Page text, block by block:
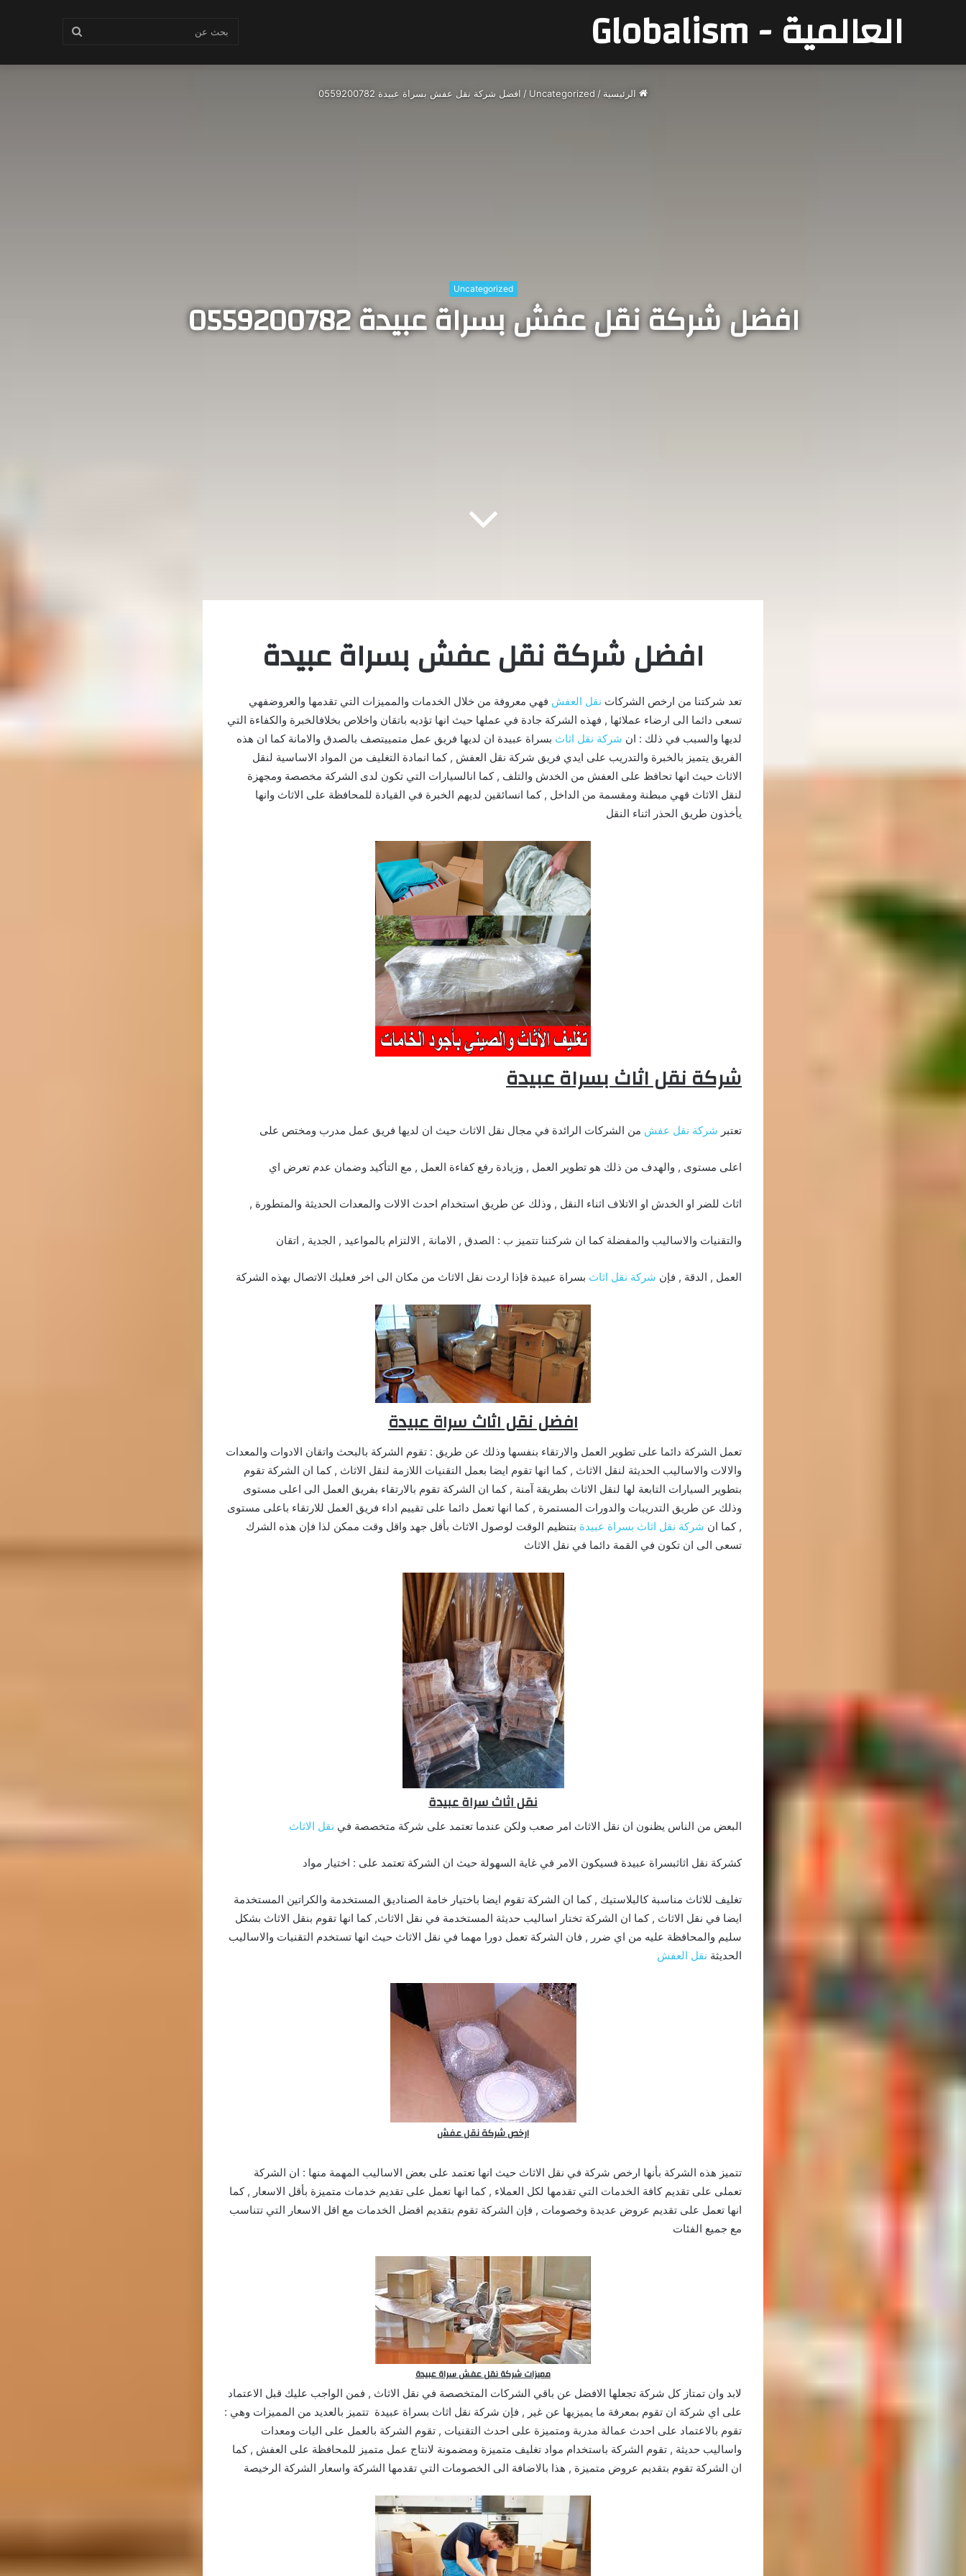
العالمية - Globalism بحث
الرئيسية /
Uncategorized
/ افضل شركة نقل عفش بسراة عبيدة 0559200782
Uncategorized
افضل شركة نقل عفش بسراة عبيدة 0559200782
افضل شركة نقل عفش بسراة عبيدة
تعد شركتنا من ارخص الشركات نقل العفش فهي معروفة من خلال الخدمات والمميزات التي تقدمها والعروضفهي
تسعى دائما الى ارضاء عملائها , فهذه الشركة جادة في عملها حيث انها تؤديه باتقان واخلاص بخلافالخبرة والكفاءة التي
لديها والسبب في ذلك : ان شركة نقل اثاث بسراة عبيدة ان لديها فريق عمل متمييتصف بالصدق والامانة كما ان هذه
الفريق يتميز بالخبرة والتدريب على ايدي فريق شركة نقل العفش , كما انمادة التغليف من المواد الاساسية لنقل
الاثاث حيث انها تحافظ على العفش من الخدش والتلف , كما انالسيارات التي تكون لدى الشركة مخصصة ومجهزة
لنقل الاثاث قهي مبطنة ومقسمة من الداخل , كما انسائقين لديهم الخبرة في القيادة للمحافظة على الاثاث وانها
يأخذون طريق الحذر اثناء النقل
شركة نقل اثاث بسراة عبيدة
تعتبر شركة نقل عفش من الشركات الرائدة في مجال نقل الاثاث حيث ان لديها فريق عمل مدرب ومختص على
اعلى مستوى , والهدف من ذلك هو تطوير العمل , وزيادة رفع كفاءة العمل , مع التأكيد وضمان عدم تعرض اي
اثاث للضر او الخدش او الاتلاف اثناء النقل , وذلك عن طريق استخدام احدث الالات والمعدات الحديثة والمتطورة ,
والتقنيات والاساليب والمفضلة كما ان شركتنا تتميز ب : الصدق , الامانة , الالتزام بالمواعيد , الجدية , اتقان
العمل , الدقة , فإن شركة نقل اثاث بسراة عبيدة فإذا اردت نقل الاثاث من مكان الى اخر فعليك الاتصال بهذه الشركة
افضل نقل اثاث سراة عبيدة
تعمل الشركة دائما على تطوير العمل والارتقاء بنفسها وذلك عن طريق : تقوم الشركة بالبحث واتقان الادوات والمعدات
والالات والاساليب الحديثة لنقل الاثاث , كما انها تقوم ايضا بعمل التقنيات اللازمة لنقل الاثاث , كما ان الشركة تقوم
بتطوير السيارات التابعة لها لنقل الاثاث بطريقة آمنة , كما ان الشركة تقوم بالارتقاء بفريق العمل الى اعلى مستوى
وذلك عن طريق التدريبات والدورات المستمرة , كما انها تعمل دائما على تقييم اداء فريق العمل للارتقاء باعلى مستوى
, كما ان شركة نقل اثاث بسراة عبيدة بتنظيم الوقت لوصول الاثاث بأقل جهد واقل وقت ممكن لذا فإن هذه الشرك
تسعى الى ان تكون في القمة دائما في نقل الاثاث
نقل اثاث سراة عبيدة
البعض من الناس يظنون ان نقل الاثاث امر صعب ولكن عندما تعتمد على شركة متخصصة في نقل الاثاث
كشركة نقل اثاثبسراة عبيدة فسيكون الامر في غاية السهولة حيث ان الشركة تعتمد على : اختيار مواد
تغليف للاثاث مناسبة كالبلاستيك , كما ان الشركة تقوم ايضا باختيار خامة الصناديق المستخدمة والكراتين المستخدمة
ايضا في نقل الاثاث , كما ان الشركة تختار اساليب حديثة المستخدمة في نقل الاثاث, كما انها تقوم بنقل الاثاث بشكل
سليم والمحافظة عليه من اي ضرر , فان الشركة تعمل دورا مهما في نقل الاثاث حيث انها تستخدم التقنيات والاساليب
الحديثة نقل العفش
ارخص شركة نقل عفش
تتميز هذه الشركة بأنها ارخص شركة في نقل الاثاث حيث انها تعتمد على بعض الاساليب المهمة منها : ان الشركة
تعملى على تقديم كافة الخدمات التي تقدمها لكل العملاء , كما انها تعمل على تقديم خدمات متميزة بأقل الاسعار , كما
انها تعمل على تقديم عروض عديدة وخصومات , فإن الشركة تقوم بتقديم افضل الخدمات مع اقل الاسعار التي تتناسب
مع جميع الفئات
مميزات شركة نقل عفش سراة عبيدة
لابد وان تمتاز كل شركة تجعلها الافضل عن باقي الشركات المتخصصة في نقل الاثاث , فمن الواجب عليك قبل الاعتماد
على اي شركة ان تقوم بمعرفة ما يميزيها عن غير , فإن شركة نقل اثاث بسراة عبيدة تتميز بالعديد من المميزات وهي :
تقوم بالاعتماد على احدث عمالة مدربة ومتميزة على احدث التقنيات , تقوم الشركة بالعمل على اليات ومعدات
واساليب حديثة , تقوم الشركة باستخدام مواد تغليف متميزة ومضمونة لانتاج عمل متميز للمحافظة على العفش , كما
ان الشركة تقوم بتقديم عروض متميزة , هذا بالاضافة الى الخصومات التي تقدمها الشركة واسعار الشركة الرخيصة